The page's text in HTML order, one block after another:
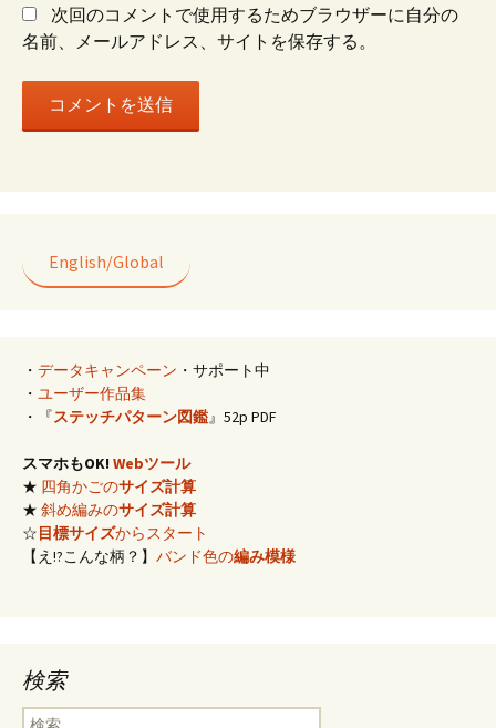
次回のコメントで使用するためブラウザーに自分の
名前、メールアドレス、サイトを保存する。
English/Global
・ データキャンペーン ・サポート中
・ ユーザー作品集
・『ステッチパターン図鑑』52p PDF
スマホもOK! Webツール
★ 四角かごのサイズ計算
★ 斜め編みのサイズ計算
☆目標サイズからスタート
【え!?こんな柄？】 バンド色の編み模様
検索
検